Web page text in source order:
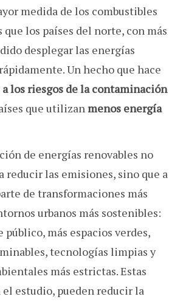
medida de los combustibles
los países del norte, con más
desplegar las energías
Un hecho que hace
los riesgos de la contaminación
que utilizanmenos energía
de energías renovables no
reducir las emisiones, sino que a
de transformaciones más
urbanos más sostenibles:
más espacios verdes,
tecnologías limpias y
más estrictas. Estas
el estudio, pueden reducir la